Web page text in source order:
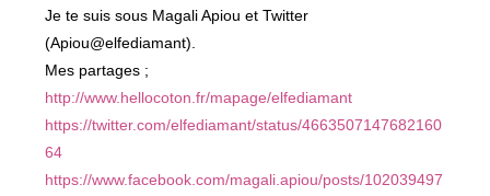
Je te suis sous Magali Apiou et Twitter
(Apiou@elfediamant).
Mes partages ;
http://www.hellocoton.fr/mapage/elfediamant
https://twitter.com/elfediamant/status/4663507147682160
64
https://www.facebook.com/magali.apiou/posts/102039497